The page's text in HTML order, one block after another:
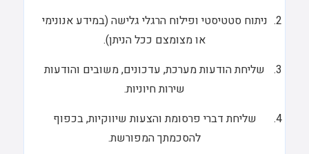
ניתוח סטטיסטי ופילוח הרגלי גלישה (במידע אנונימי
או מצומצם ככל הניתן).
שליחת הודעות מערכת, עדכונים, משובים והודעות
שירות חיוניות.
שליחת דברי פרסומת והצעות שיווקיות, בכפוף
להסכמתך המפורשת.